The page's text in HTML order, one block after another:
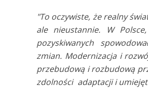
"To oczywiste, że realny
ale nieustannie. W
pozyskiwanych
zmian. Modernizacja i
przebudową i rozbudową
zdolności adaptacji i